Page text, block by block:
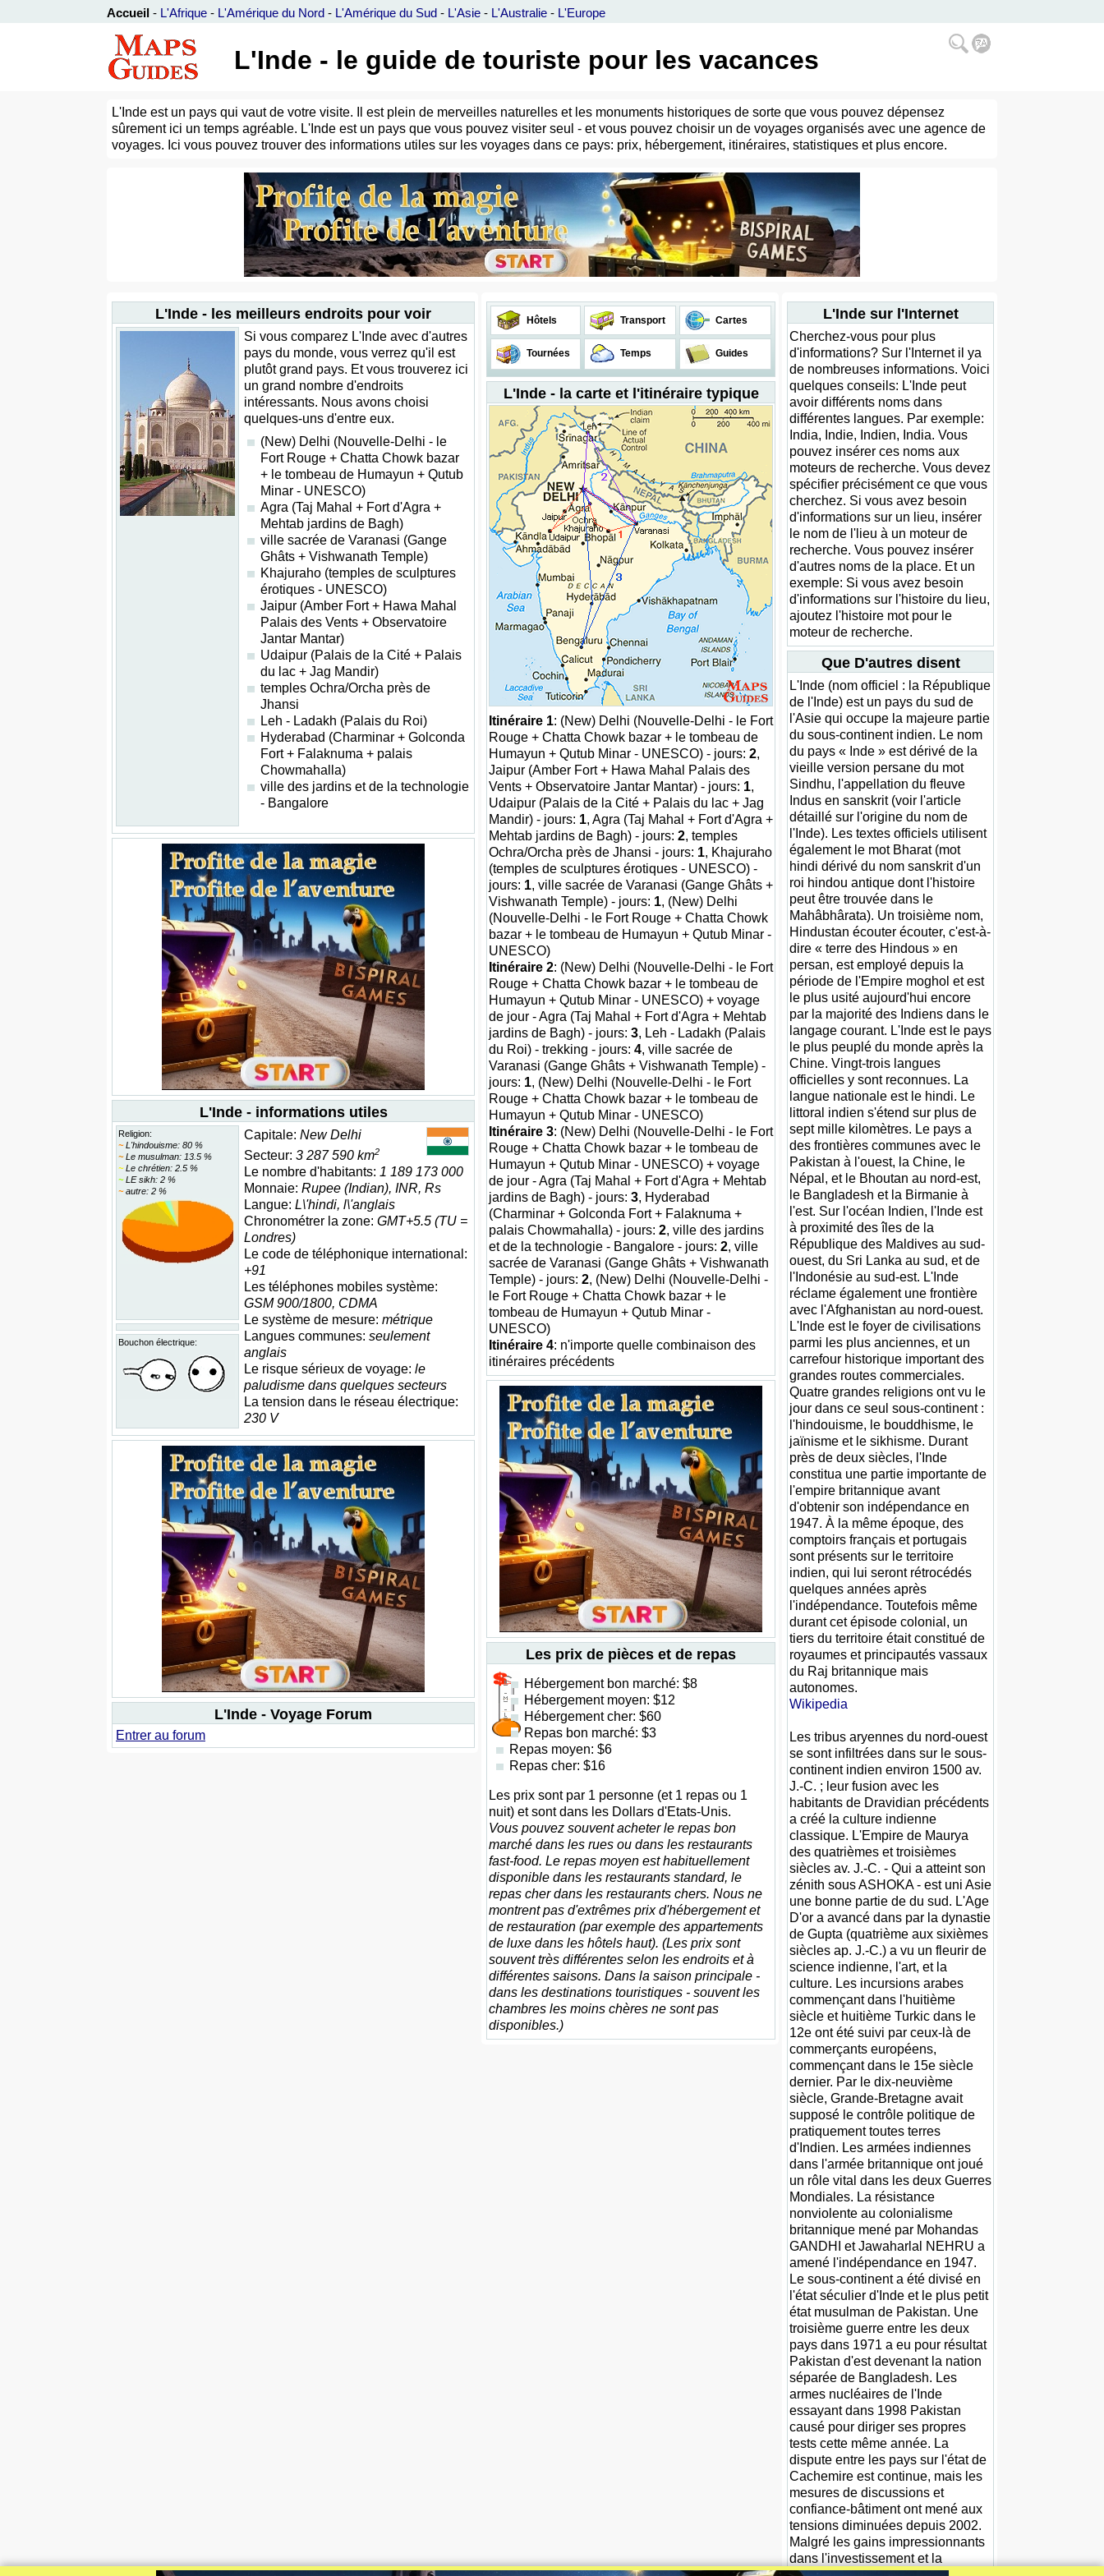
Accueil - L'Afrique - L'Amérique du Nord - L'Amérique du Sud - L'Asie - L'Australie - L'Europe
L'Inde - le guide de touriste pour les vacances
L'Inde est un pays qui vaut de votre visite. Il est plein de merveilles naturelles et les monuments historiques de sorte que vous pouvez dépensez
sûrement ici un temps agréable. L'Inde est un pays que vous pouvez visiter seul - et vous pouvez choisir un de voyages organisés avec une agence de
voyages. Ici vous pouvez trouver des informations utiles sur les voyages dans ce pays: prix, hébergement, itinéraires, statistiques et plus encore.
L'Inde - les meilleurs endroits pour voir
Si vous comparez L'Inde avec d'autres
pays du monde, vous verrez qu'il est
plutôt grand pays. Et vous trouverez ici
un grand nombre d'endroits
intéressants. Nous avons choisi
quelques-uns d'entre eux.
(New) Delhi (Nouvelle-Delhi - le
Fort Rouge + Chatta Chowk bazar
+ le tombeau de Humayun + Qutub
Minar - UNESCO)
Agra (Taj Mahal + Fort d'Agra +
Mehtab jardins de Bagh)
ville sacrée de Varanasi (Gange
Ghâts + Vishwanath Temple)
Khajuraho (temples de sculptures
érotiques - UNESCO)
Jaipur (Amber Fort + Hawa Mahal
Palais des Vents + Observatoire
Jantar Mantar)
Udaipur (Palais de la Cité + Palais
du lac + Jag Mandir)
temples Ochra/Orcha près de
Jhansi
Leh - Ladakh (Palais du Roi)
Hyderabad (Charminar + Golconda
Fort + Falaknuma + palais
Chowmahalla)
ville des jardins et de la technologie
- Bangalore
L'Inde - informations utiles
Religion:
~L'hindouisme: 80 %
~Le musulman: 13.5 %
~Le chrétien: 2.5 %
~LE sikh: 2 %
~autre: 2 %
Capitale: New Delhi
Secteur: 3 287 590 km2
Le nombre d'habitants: 1 189 173 000
Monnaie: Rupee (Indian), INR, Rs
Langue: L\'hindi, l\'anglais
Chronométrer la zone: GMT+5.5 (TU =
Londres)
Le code de téléphonique international:
+91
Les téléphones mobiles système:
GSM 900/1800, CDMA
Le système de mesure: métrique
Langues communes: seulement
anglais
Le risque sérieux de voyage: le
paludisme dans quelques secteurs
La tension dans le réseau électrique:
230 V
Bouchon électrique:
L'Inde - Voyage Forum
Entrer au forum
Hôtels Transport Cartes
Tournées Temps Guides
L'Inde - la carte et l'itinéraire typique
Itinéraire 1: (New) Delhi (Nouvelle-Delhi - le Fort
Rouge + Chatta Chowk bazar + le tombeau de
Humayun + Qutub Minar - UNESCO) - jours: 2,
Jaipur (Amber Fort + Hawa Mahal Palais des
Vents + Observatoire Jantar Mantar) - jours: 1,
Udaipur (Palais de la Cité + Palais du lac + Jag
Mandir) - jours: 1, Agra (Taj Mahal + Fort d'Agra +
Mehtab jardins de Bagh) - jours: 2, temples
Ochra/Orcha près de Jhansi - jours: 1, Khajuraho
(temples de sculptures érotiques - UNESCO) -
jours: 1, ville sacrée de Varanasi (Gange Ghâts +
Vishwanath Temple) - jours: 1, (New) Delhi
(Nouvelle-Delhi - le Fort Rouge + Chatta Chowk
bazar + le tombeau de Humayun + Qutub Minar -
UNESCO)
Itinéraire 2: (New) Delhi (Nouvelle-Delhi - le Fort
Rouge + Chatta Chowk bazar + le tombeau de
Humayun + Qutub Minar - UNESCO) + voyage
de jour - Agra (Taj Mahal + Fort d'Agra + Mehtab
jardins de Bagh) - jours: 3, Leh - Ladakh (Palais
du Roi) - trekking - jours: 4, ville sacrée de
Varanasi (Gange Ghâts + Vishwanath Temple) -
jours: 1, (New) Delhi (Nouvelle-Delhi - le Fort
Rouge + Chatta Chowk bazar + le tombeau de
Humayun + Qutub Minar - UNESCO)
Itinéraire 3: (New) Delhi (Nouvelle-Delhi - le Fort
Rouge + Chatta Chowk bazar + le tombeau de
Humayun + Qutub Minar - UNESCO) + voyage
de jour - Agra (Taj Mahal + Fort d'Agra + Mehtab
jardins de Bagh) - jours: 3, Hyderabad
(Charminar + Golconda Fort + Falaknuma +
palais Chowmahalla) - jours: 2, ville des jardins
et de la technologie - Bangalore - jours: 2, ville
sacrée de Varanasi (Gange Ghâts + Vishwanath
Temple) - jours: 2, (New) Delhi (Nouvelle-Delhi -
le Fort Rouge + Chatta Chowk bazar + le
tombeau de Humayun + Qutub Minar -
UNESCO)
Itinéraire 4: n'importe quelle combinaison des
itinéraires précédents
Les prix de pièces et de repas
Hébergement bon marché: $8
Hébergement moyen: $12
Hébergement cher: $60
Repas bon marché: $3
Repas moyen: $6
Repas cher: $16
Les prix sont par 1 personne (et 1 repas ou 1
nuit) et sont dans les Dollars d'Etats-Unis.
Vous pouvez souvent acheter le repas bon
marché dans les rues ou dans les restaurants
fast-food. Le repas moyen est habituellement
disponible dans les restaurants standard, le
repas cher dans les restaurants chers. Nous ne
montrent pas d'extrêmes prix d'hébergement et
de restauration (par exemple des appartements
de luxe dans les hôtels haut). (Les prix sont
souvent très différentes selon les endroits et à
différentes saisons. Dans la saison principale -
dans les destinations touristiques - souvent les
chambres les moins chères ne sont pas
disponibles.)
L'Inde sur l'Internet
Cherchez-vous pour plus
d'informations? Sur l'Internet il ya
de nombreuses informations. Voici
quelques conseils: L'Inde peut
avoir différents noms dans
différentes langues. Par exemple:
India, Indie, Indien, India. Vous
pouvez insérer ces noms aux
moteurs de recherche. Vous devez
spécifier précisément ce que vous
cherchez. Si vous avez besoin
d'informations sur un lieu, insérer
le nom de l'lieu à un moteur de
recherche. Vous pouvez insérer
d'autres noms de la place. Et un
exemple: Si vous avez besoin
d'informations sur l'histoire du lieu,
ajoutez l'histoire mot pour le
moteur de recherche.
Que D'autres disent
L'Inde (nom officiel : la République
de l'Inde) est un pays du sud de
l'Asie qui occupe la majeure partie
du sous-continent indien. Le nom
du pays « Inde » est dérivé de la
vieille version persane du mot
Sindhu, l'appellation du fleuve
Indus en sanskrit (voir l'article
détaillé sur l'origine du nom de
l'Inde). Les textes officiels utilisent
également le mot Bharat (mot
hindi dérivé du nom sanskrit d'un
roi hindou antique dont l'histoire
peut être trouvée dans le
Mahâbhârata). Un troisième nom,
Hindustan écouter écouter, c'est-à-
dire « terre des Hindous » en
persan, est employé depuis la
période de l'Empire moghol et est
le plus usité aujourd'hui encore
par la majorité des Indiens dans le
langage courant. L'Inde est le pays
le plus peuplé du monde après la
Chine. Vingt-trois langues
officielles y sont reconnues. La
langue nationale est le hindi. Le
littoral indien s'étend sur plus de
sept mille kilomètres. Le pays a
des frontières communes avec le
Pakistan à l'ouest, la Chine, le
Népal, et le Bhoutan au nord-est,
le Bangladesh et la Birmanie à
l'est. Sur l'océan Indien, l'Inde est
à proximité des îles de la
République des Maldives au sud-
ouest, du Sri Lanka au sud, et de
l'Indonésie au sud-est. L'Inde
réclame également une frontière
avec l'Afghanistan au nord-ouest.
L'Inde est le foyer de civilisations
parmi les plus anciennes, et un
carrefour historique important des
grandes routes commerciales.
Quatre grandes religions ont vu le
jour dans ce seul sous-continent :
l'hindouisme, le bouddhisme, le
jaïnisme et le sikhisme. Durant
près de deux siècles, l'Inde
constitua une partie importante de
l'empire britannique avant
d'obtenir son indépendance en
1947. À la même époque, des
comptoirs français et portugais
sont présents sur le territoire
indien, qui lui seront rétrocédés
quelques années après
l'indépendance. Toutefois même
durant cet épisode colonial, un
tiers du territoire était constitué de
royaumes et principautés vassaux
du Raj britannique mais
autonomes.
Wikipedia
Les tribus aryennes du nord-ouest
se sont infiltrées dans sur le sous-
continent indien environ 1500 av.
J.-C. ; leur fusion avec les
habitants de Dravidian précédents
a créé la culture indienne
classique. L'Empire de Maurya
des quatrièmes et troisièmes
siècles av. J.-C. - Qui a atteint son
zénith sous ASHOKA - est uni Asie
une bonne partie de du sud. L'Age
D'or a avancé dans par la dynastie
de Gupta (quatrième aux sixièmes
siècles ap. J.-C.) a vu un fleurir de
science indienne, l'art, et la
culture. Les incursions arabes
commençant dans l'huitième
siècle et huitième Turkic dans le
12e ont été suivi par ceux-là de
commerçants européens,
commençant dans le 15e siècle
dernier. Par le dix-neuvième
siècle, Grande-Bretagne avait
supposé le contrôle politique de
pratiquement toutes terres
d'Indien. Les armées indiennes
dans l'armée britannique ont joué
un rôle vital dans les deux Guerres
Mondiales. La résistance
nonviolente au colonialisme
britannique mené par Mohandas
GANDHI et Jawaharlal NEHRU a
amené l'indépendance en 1947.
Le sous-continent a été divisé en
l'état séculier d'Inde et le plus petit
état musulman de Pakistan. Une
troisième guerre entre les deux
pays dans 1971 a eu pour résultat
Pakistan d'est devenant la nation
séparée de Bangladesh. Les
armes nucléaires de l'Inde
essayant dans 1998 Pakistan
causé pour diriger ses propres
tests cette même année. La
dispute entre les pays sur l'état de
Cachemire est continue, mais les
mesures de discussions et
confiance-bâtiment ont mené aux
tensions diminuées depuis 2002.
Malgré les gains impressionnants
dans l'investissement et la